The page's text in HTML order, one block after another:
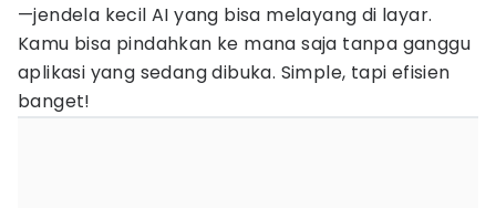
—jendela kecil AI yang bisa melayang di layar.
Kamu bisa pindahkan ke mana saja tanpa ganggu
aplikasi yang sedang dibuka. Simple, tapi efisien
banget!